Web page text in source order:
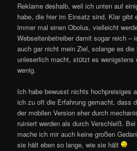
Reklame deshalb, weil ich unten auf
habe, die hier im Einsatz sind. Klar gibt
immer mal einen Obolus, vielleicht
Webseitenbetreiber damit sogar reich –
auch gar nicht mein Ziel, solange es
unleserlich macht, stützt es wenigstens
wenig.
Ich habe bewusst nichts hochpreisiges
ich zu oft die Erfahrung gemacht, dass
der mobilen Version eher durch
ruiniert werden als durch Verschleiß.
mache ich mir auch keine großen
sie hält eben so lange, wie sie hält